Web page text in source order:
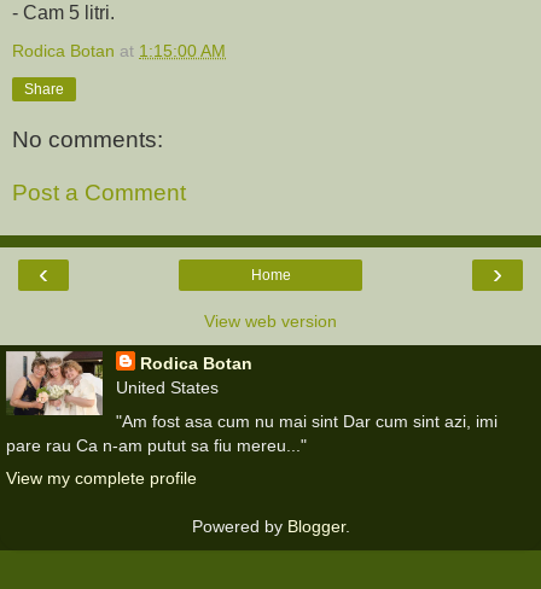
- Cam 5 litri.
Rodica Botan at 1:15:00 AM
Share
No comments:
Post a Comment
‹ ›
Home
View web version
Rodica Botan
United States
"Am fost asa cum nu mai sint Dar cum sint azi, imi
pare rau Ca n-am putut sa fiu mereu..."
View my complete profile
Powered by Blogger.